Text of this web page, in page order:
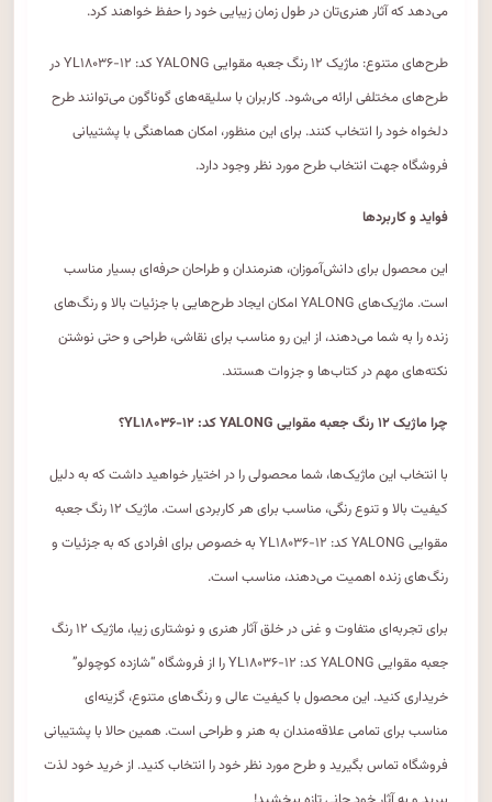
می‌دهد که آثار هنری‌تان در طول زمان زیبایی خود را حفظ خواهند کرد.
طرح‌های متنوع: ماژیک ۱۲ رنگ جعبه مقوایی YALONG کد: YL۱۸۰۳۶-۱۲ در
طرح‌های مختلفی ارائه می‌شود. کاربران با سلیقه‌های گوناگون می‌توانند طرح
دلخواه خود را انتخاب کنند. برای این منظور، امکان هماهنگی با پشتیبانی
فروشگاه جهت انتخاب طرح مورد نظر وجود دارد.
فواید و کاربردها
این محصول برای دانش‌آموزان، هنرمندان و طراحان حرفه‌ای بسیار مناسب
است. ماژیک‌های YALONG امکان ایجاد طرح‌هایی با جزئیات بالا و رنگ‌های
زنده را به شما می‌دهند، از این رو مناسب برای نقاشی، طراحی و حتی نوشتن
نکته‌های مهم در کتاب‌ها و جزوات هستند.
چرا ماژیک ۱۲ رنگ جعبه مقوایی YALONG کد: YL۱۸۰۳۶-۱۲؟
با انتخاب این ماژیک‌ها، شما محصولی را در اختیار خواهید داشت که به دلیل
کیفیت بالا و تنوع رنگی، مناسب برای هر کاربردی است. ماژیک ۱۲ رنگ جعبه
مقوایی YALONG کد: YL۱۸۰۳۶-۱۲ به خصوص برای افرادی که به جزئیات و
رنگ‌های زنده اهمیت می‌دهند، مناسب است.
برای تجربه‌ای متفاوت و غنی در خلق آثار هنری و نوشتاری زیبا، ماژیک ۱۲ رنگ
جعبه مقوایی YALONG کد: YL۱۸۰۳۶-۱۲ را از فروشگاه “شازده کوچولو”
خریداری کنید. این محصول با کیفیت عالی و رنگ‌های متنوع، گزینه‌ای
مناسب برای تمامی علاقه‌مندان به هنر و طراحی است. همین حالا با پشتیبانی
فروشگاه تماس بگیرید و طرح مورد نظر خود را انتخاب کنید. از خرید خود لذت